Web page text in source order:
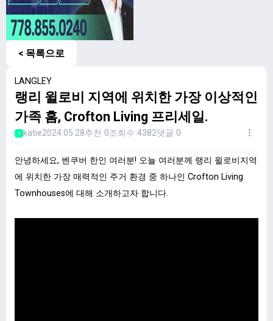
< 목록으로
LANGLEY
랭리 윌로비 지역에 위치한 가장 이상적인
가족 홈, Crofton Living 프리세일.
1 katie2024.05.28추천 0조회수 4382댓글 0
안녕하세요, 벤쿠버 한인 여러분! 오늘 여러분께 랭리 윌로비지역
에 위치한 가장 매력적인 주거 환경 중 하나인 Crofton Living
Townhouses에 대해 소개하고자 합니다.